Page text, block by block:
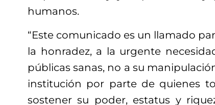
humanos.
“Este comunicado es un llamado
la honradez, a la urgente
públicas sanas, no a su
institución por parte de quienes
sostener su poder, estatus y